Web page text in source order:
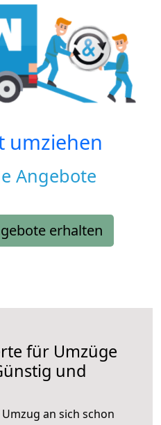
umziehen
Angebote
erhalten
für Umzüge
und
an sich schon